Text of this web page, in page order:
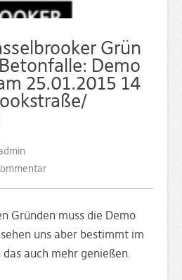
Grün
Demo
25.01.2015 14
Gründen muss die Demo
uns aber bestimmt im
auch mehr genießen.